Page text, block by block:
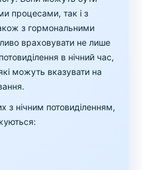
процесами, так і з
з гормональними
враховувати не лише
в нічний час,
можуть вказувати на
з нічним потовиділенням,